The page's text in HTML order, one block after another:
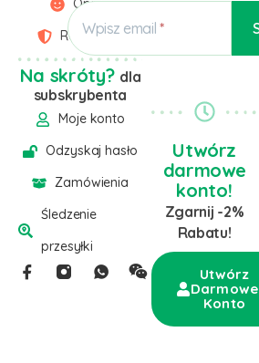
Opinie
Regulamin
Na skróty? dla
subskrybenta
Moje konto
Odzyskaj hasło
Zamówienia
Śledzenie
przesyłki
Wpisz email
Utwórz
darmowe
konto!
Zgarnij -2%
Rabatu!
Utwórz
Darmowe
Konto